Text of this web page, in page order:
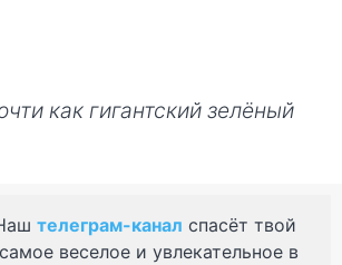
как гигантский зелёный
телеграм-канал спасёт твой
веселое и увлекательное в